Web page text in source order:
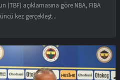
(TBF) açıklamasına göre NBA, FIBA
kez gerçekleşt...